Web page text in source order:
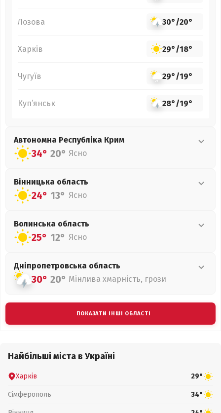
Лозова 30°/20°
Харків 29°/18°
Чугуїв 29°/19°
Куп’янськ 28°/19°
Автономна Республіка Крим
34° 20° Ясно
Вінницька область
24° 13° Ясно
Волинська область
25° 12° Ясно
Дніпропетровська область
30° 20° Мінлива хмарність, грози
ПОКАЗАТИ ІНШІ ОБЛАСТІ
Найбільші міста в Україні
Харків 29°
Сімферополь 34°